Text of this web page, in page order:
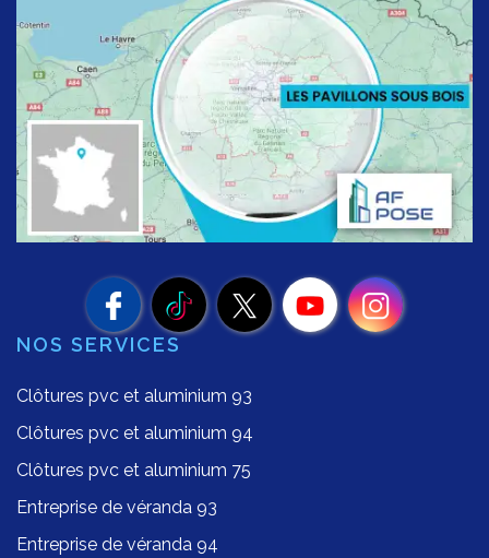
NOS SERVICES
Clôtures pvc et aluminium 93
Clôtures pvc et aluminium 94
Clôtures pvc et aluminium 75
Entreprise de véranda 93
Entreprise de véranda 94